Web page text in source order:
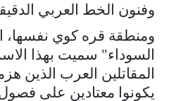
وفنون الخط العربي
ومنطقة قره كوي نفسها،
السوداء" سميت بهذا
المقاتلين العرب الذين
يكونوا معتادين على فصول